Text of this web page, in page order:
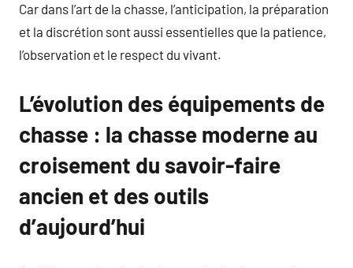
Car dans l’art de la chasse, l’anticipation, la préparation
et la discrétion sont aussi essentielles que la patience,
l’observation et le respect du vivant.
L’évolution des équipements de
chasse : la chasse moderne au
croisement du savoir-faire
ancien et des outils
d’aujourd’hui